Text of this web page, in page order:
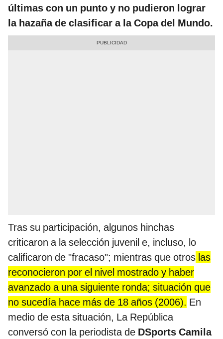
últimas con un punto y no pudieron lograr
la hazaña de clasificar a la Copa del Mundo.
Tras su participación, algunos hinchas
criticaron a la selección juvenil e, incluso, lo
calificaron de "fracaso"; mientras que otros las
reconocieron por el nivel mostrado y haber
avanzado a una siguiente ronda; situación que
no sucedía hace más de 18 años (2006). En
medio de esta situación, La República
conversó con la periodista de DSports Camila